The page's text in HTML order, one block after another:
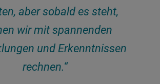
aber sobald es steht,
wir mit spannenden
und Erkenntnissen
rechnen.“